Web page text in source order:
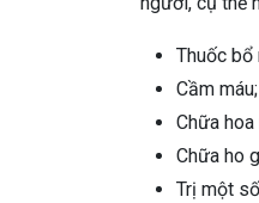
Thuốc bổ
Cầm máu;
Chữa
Chữa ho
Trị một